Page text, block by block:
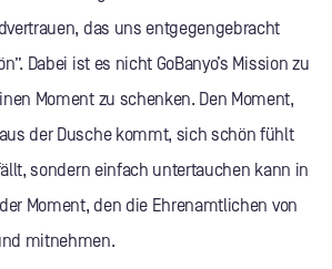
das uns entgegengebracht
Dabei ist es nicht GoBanyo’s Mission zu
Moment zu schenken. Den Moment,
der Dusche kommt, sich schön fühlt
sondern einfach untertauchen kann in
Moment, den die Ehrenamtlichen von
mitnehmen.